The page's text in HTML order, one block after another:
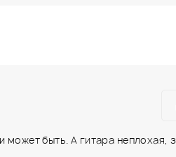
быть. А гитара неплохая,